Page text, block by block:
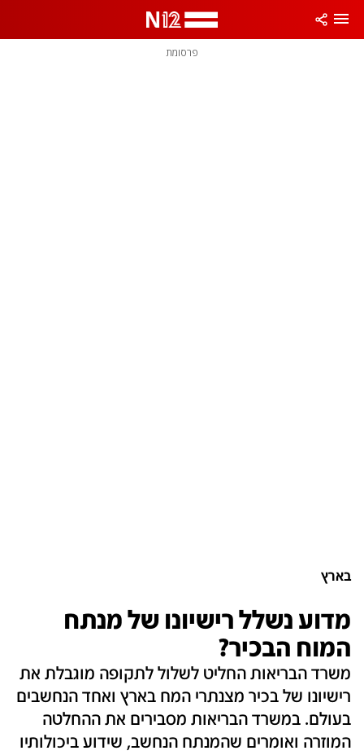
פרסומת
בארץ
מדוע נשלל רישיונו של מנתח
המוח הבכיר?
משרד הבריאות החליט לשלול לתקופה מוגבלת את
רישיונו של בכיר מצנתרי המח בארץ ואחד הנחשבים
בעולם. במשרד הבריאות מסבירים את ההחלטה
המוזרה ואומרים שהמנתח הנחשב, שידוע ביכולותיו